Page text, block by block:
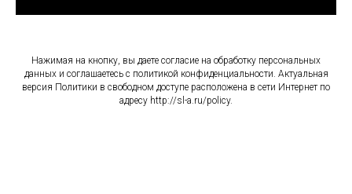
Нажимая на кнопку, вы даете согласие на обработку персональных
данных и соглашаетесь c политикой конфиденциальности. Актуальная
версия Политики в свободном доступе расположена в сети Интернет по
адресу http://sl-a.ru/policy.